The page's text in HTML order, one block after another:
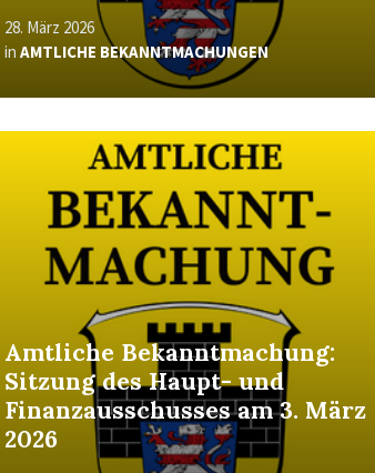
28. März 2026
in AMTLICHE BEKANNTMACHUNGEN
Amtliche Bekanntmachung:
Sitzung des Haupt- und
Finanzausschusses am 3. März
2026